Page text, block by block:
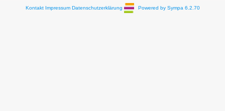
Kontakt Impressum Datenschutzerklärung Powered by Sympa 6.2.70